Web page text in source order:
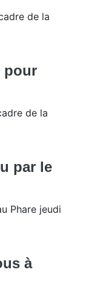
de la
pour
de la
par le
Phare jeudi
à